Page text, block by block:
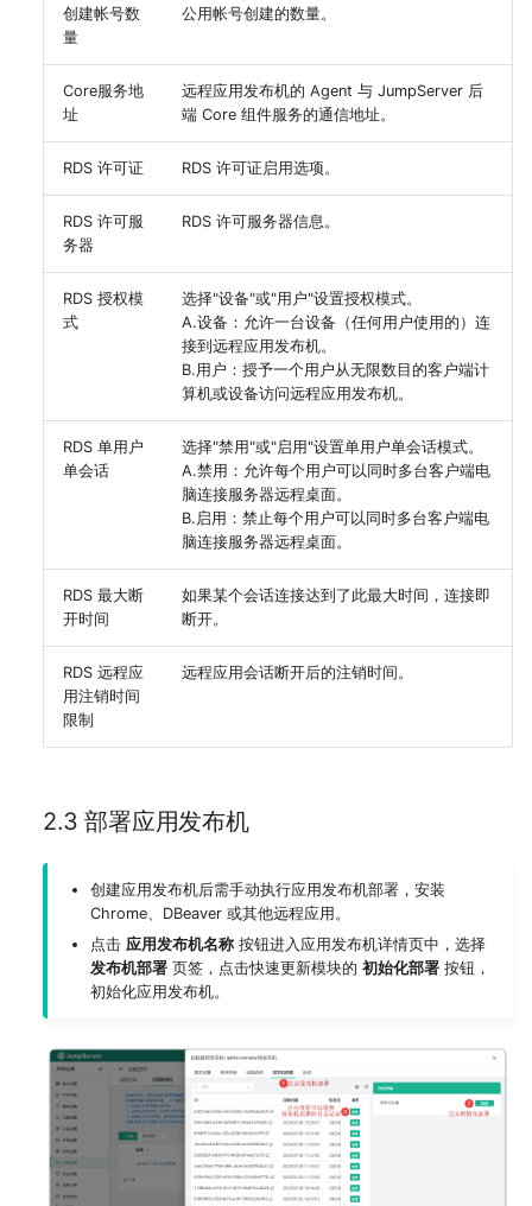
创建帐号数
量
公用帐号创建的数量。
Core服务地
址
远程应用发布机的 Agent 与 JumpServer 后
端 Core 组件服务的通信地址。
RDS 许可证 RDS 许可证启用选项。
RDS 许可服
务器
RDS 许可服务器信息。
RDS 授权模
式
选择"设备"或"用户"设置授权模式。
A.设备：允许一台设备（任何用户使用的）连
接到远程应用发布机。
B.用户：授予一个用户从无限数目的客户端计
算机或设备访问远程应用发布机。
RDS 单用户
单会话
选择"禁用"或"启用"设置单用户单会话模式。
A.禁用：允许每个用户可以同时多台客户端电
脑连接服务器远程桌面。
B.启用：禁止每个用户可以同时多台客户端电
脑连接服务器远程桌面。
RDS 最大断
开时间
如果某个会话连接达到了此最大时间，连接即
断开。
RDS 远程应
用注销时间
限制
远程应用会话断开后的注销时间。
2.3 部署应用发布机
创建应用发布机后需手动执行应用发布机部署，安装
Chrome、DBeaver 或其他远程应用。
点击 应用发布机名称 按钮进入应用发布机详情页中，选择
发布机部署 页签，点击快速更新模块的 初始化部署 按钮，
初始化应用发布机。